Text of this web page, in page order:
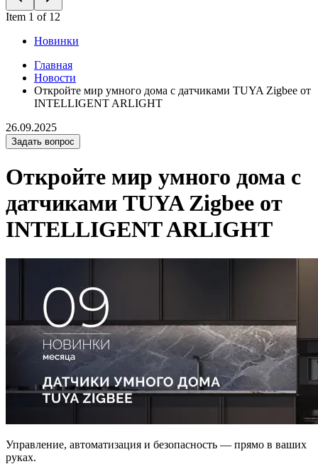
Item 1 of 12
Новинки
Главная
Новости
Откройте мир умного дома с датчиками TUYA Zigbee от
INTELLIGENT ARLIGHT
26.09.2025
Задать вопрос
Откройте мир умного дома с
датчиками TUYA Zigbee от
INTELLIGENT ARLIGHT
Управление, автоматизация и безопасность — прямо в ваших
руках.